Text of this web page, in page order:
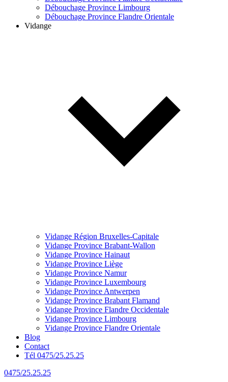
Débouchage Province Limbourg
Débouchage Province Flandre Orientale
Vidange
Vidange Région Bruxelles-Capitale
Vidange Province Brabant-Wallon
Vidange Province Hainaut
Vidange Province Liège
Vidange Province Namur
Vidange Province Luxembourg
Vidange Province Antwerpen
Vidange Province Brabant Flamand
Vidange Province Flandre Occidentale
Vidange Province Limbourg
Vidange Province Flandre Orientale
Blog
Contact
Tél 0475/25.25.25
0475/25.25.25